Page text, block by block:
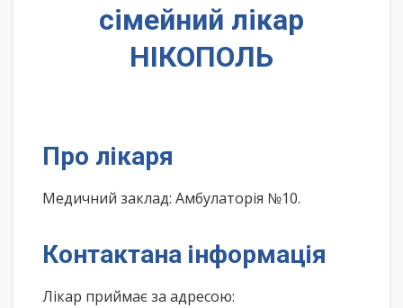
сімейний лікар
НІКОПОЛЬ
Про лікаря
Медичний заклад: Амбулаторія №10.
Контактана інформація
Лікар приймає за адресою: